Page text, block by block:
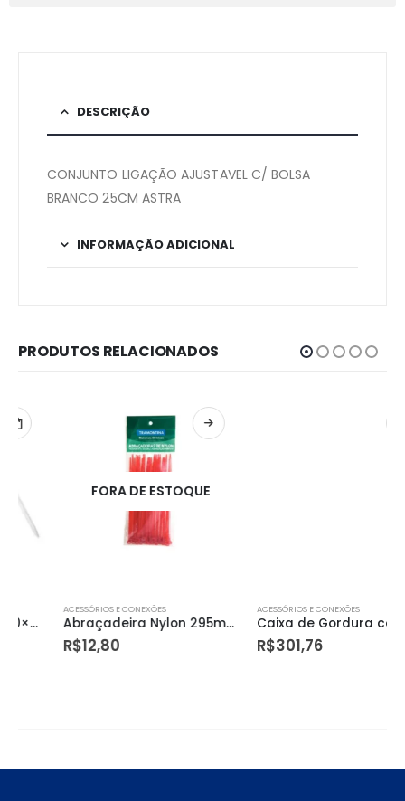
DESCRIÇÃO
CONJUNTO LIGAÇÃO AJUSTAVEL C/ BOLSA
BRANCO 25CM ASTRA
INFORMAÇÃO ADICIONAL
PRODUTOS RELACIONADOS
FORA DE ESTOQUE
ACESSÓRIOS E CONEXÕES
Abraçadeira Nylon 295mm X 4,6mm Vermelha – Tramontina
12,80
ACESSÓRIOS E CONEXÕES
Caixa de Gordura com Cesto P/ Limpeza Durin 00844
301,76